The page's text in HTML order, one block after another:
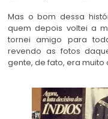
Mas o bom dessa
quem depois voltei a
tornei amigo para
revendo as fotos
gente, de fato, era muito